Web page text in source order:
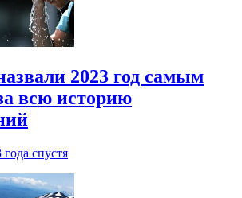
2023 год самым
всю историю
года спустя